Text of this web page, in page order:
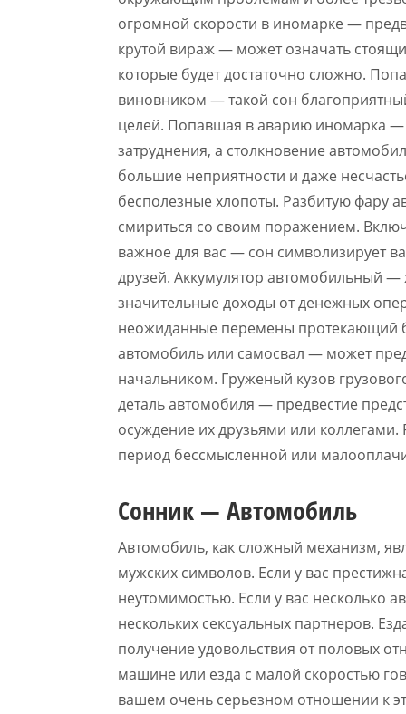
огромной скорости в иномарке —
крутой вираж — может означать
которые будет достаточно сложно.
виновником — такой сон
целей. Попавшая в аварию иномарка
затруднения, а столкновение
большие неприятности и даже
бесполезные хлопоты. Разбитую фару
смириться со своим поражением.
важное для вас — сон символизирует
друзей. Аккумулятор автомобильный —
значительные доходы от денежных
неожиданные перемены протекающий
автомобиль или самосвал — может
начальником. Груженый кузов
деталь автомобиля — предвестие
осуждение их друзьями или
период бессмысленной или
Сонник — Автомобиль
Автомобиль, как сложный механизм,
мужских символов. Если у вас
неутомимостью. Если у вас несколько
нескольких сексуальных партнеров.
получение удовольствия от половых
машине или езда с малой скоростью
вашем очень серьезном отношении к